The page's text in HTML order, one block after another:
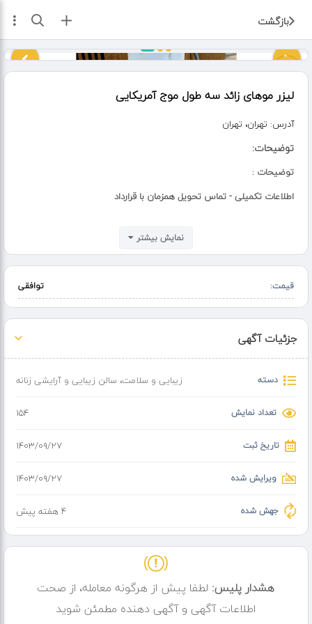
بازگشت ثبت آگهی
لیزر موهای زائد سه طول موج آمریکایی
آدرس: تهران، تهران
توضیحات:
توضیحات :
اطلاعات تکمیلی - تماس تحویل همزمان با قرارداد
.1 لیزر حذف موهای زائد با 4 طول موج الكس دایود . اندیگ و 940 برای
جوانسازی
2 قابل استفاده روی انواع تیپ های پوستی از روشن ترین پوست تا تیره
.5 دارای انواع اسپات سایز که شرایط مناسب برای کار را فراهم میکند به
انتخاب مشتری
نظیر
7. کولینگ هوشمند دستگاه فوق حرفه ای
2400
نمایش بیشتر
قیمت: توافقی
جزئیات آگهی
دسته زیبایی و سلامت، سالن زیبایی و آرایشی زنانه
تعداد نمایش 154
تاریخ ثبت ۱۴۰۳/۰۹/۲۷
ویرایش شده ۱۴۰۳/۰۹/۲۷
جهش شده 4 هفته پیش
هشدار پلیس: لطفا پیش از هرگونه معامله، از صحت
اطلاعات آگهی و آگهی دهنده مطمئن شوید